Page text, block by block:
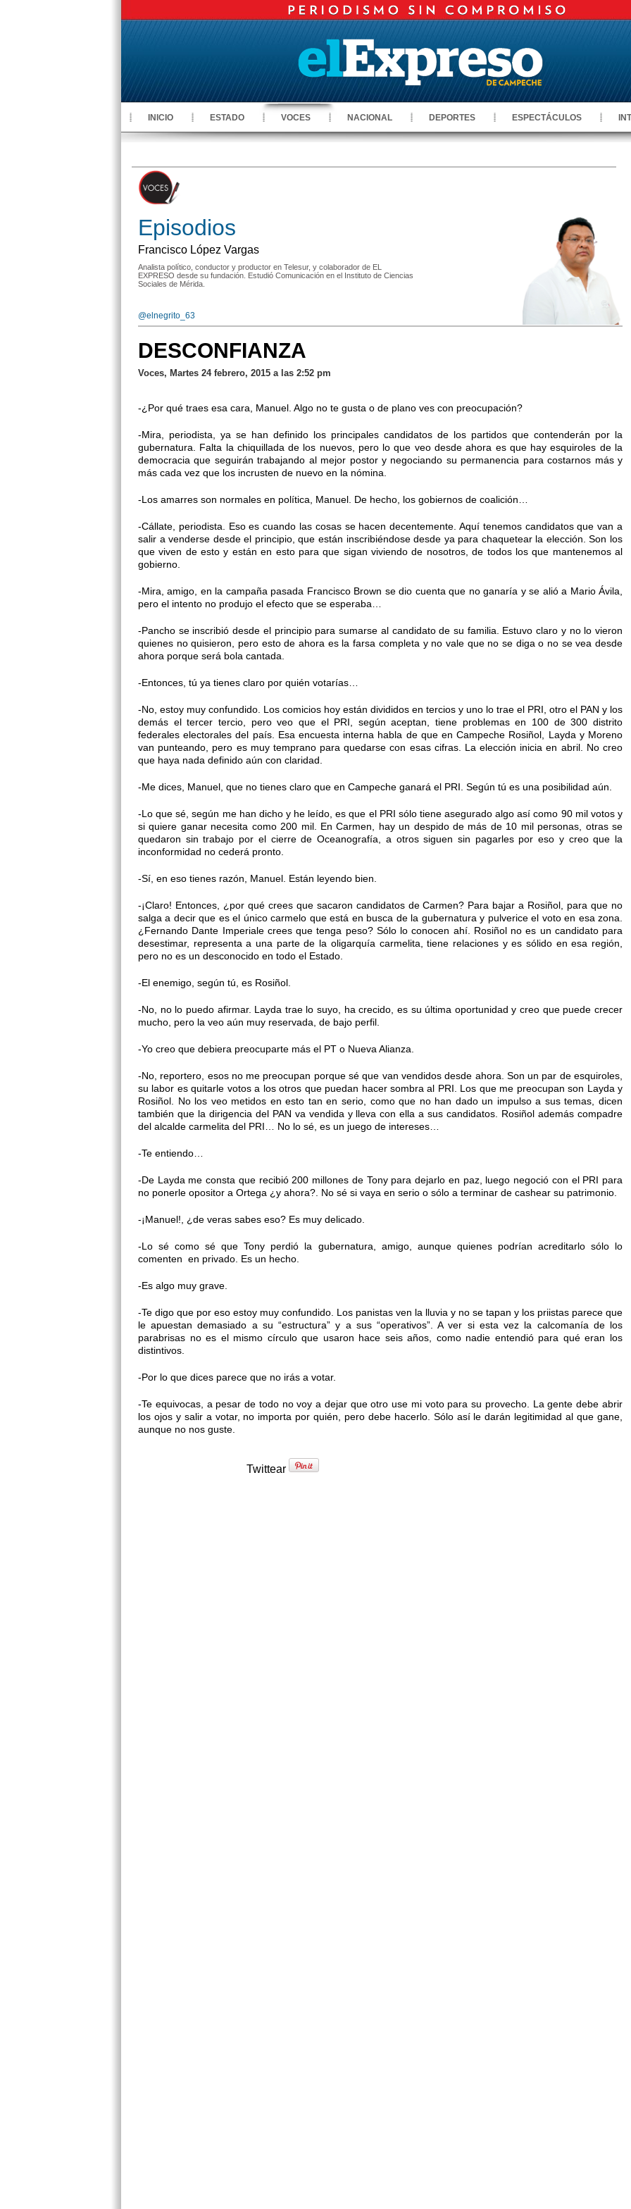
INICIO ESTADO VOCES NACIONAL DEPORTES ESPECTÁCULOS
Episodios
Francisco López Vargas
Analista político, conductor y productor en Telesur, y colaborador de EL
EXPRESO desde su fundación. Estudió Comunicación en el Instituto de Ciencias
Sociales de Mérida.
@elnegrito_63
DESCONFIANZA
Voces, Martes 24 febrero, 2015 a las 2:52 pm
-¿Por qué traes esa cara, Manuel. Algo no te gusta o de plano ves con preocupación?
-Mira, periodista, ya se han definido los principales candidatos de los partidos que contenderán por la
gubernatura. Falta la chiquillada de los nuevos, pero lo que veo desde ahora es que hay esquiroles de la
democracia que seguirán trabajando al mejor postor y negociando su permanencia para costarnos más y
más cada vez que los incrusten de nuevo en la nómina.
-Los amarres son normales en política, Manuel. De hecho, los gobiernos de coalición…
-Cállate, periodista. Eso es cuando las cosas se hacen decentemente. Aquí tenemos candidatos que van a
salir a venderse desde el principio, que están inscribiéndose desde ya para chaquetear la elección. Son los
que viven de esto y están en esto para que sigan viviendo de nosotros, de todos los que mantenemos al
gobierno.
-Mira, amigo, en la campaña pasada Francisco Brown se dio cuenta que no ganaría y se alió a Mario Ávila,
pero el intento no produjo el efecto que se esperaba…
-Pancho se inscribió desde el principio para sumarse al candidato de su familia. Estuvo claro y no lo vieron
quienes no quisieron, pero esto de ahora es la farsa completa y no vale que no se diga o no se vea desde
ahora porque será bola cantada.
-Entonces, tú ya tienes claro por quién votarías…
-No, estoy muy confundido. Los comicios hoy están divididos en tercios y uno lo trae el PRI, otro el PAN y los
demás el tercer tercio, pero veo que el PRI, según aceptan, tiene problemas en 100 de 300 distrito
federales electorales del país. Esa encuesta interna habla de que en Campeche Rosiñol, Layda y Moreno
van punteando, pero es muy temprano para quedarse con esas cifras. La elección inicia en abril. No creo
que haya nada definido aún con claridad.
-Me dices, Manuel, que no tienes claro que en Campeche ganará el PRI. Según tú es una posibilidad aún.
-Lo que sé, según me han dicho y he leído, es que el PRI sólo tiene asegurado algo así como 90 mil votos y
si quiere ganar necesita como 200 mil. En Carmen, hay un despido de más de 10 mil personas, otras se
quedaron sin trabajo por el cierre de Oceanografía, a otros siguen sin pagarles por eso y creo que la
inconformidad no cederá pronto.
-Sí, en eso tienes razón, Manuel. Están leyendo bien.
-¡Claro! Entonces, ¿por qué crees que sacaron candidatos de Carmen? Para bajar a Rosiñol, para que no
salga a decir que es el único carmelo que está en busca de la gubernatura y pulverice el voto en esa zona.
¿Fernando Dante Imperiale crees que tenga peso? Sólo lo conocen ahí. Rosiñol no es un candidato para
desestimar, representa a una parte de la oligarquía carmelita, tiene relaciones y es sólido en esa región,
pero no es un desconocido en todo el Estado.
-El enemigo, según tú, es Rosiñol.
-No, no lo puedo afirmar. Layda trae lo suyo, ha crecido, es su última oportunidad y creo que puede crecer
mucho, pero la veo aún muy reservada, de bajo perfil.
-Yo creo que debiera preocuparte más el PT o Nueva Alianza.
-No, reportero, esos no me preocupan porque sé que van vendidos desde ahora. Son un par de esquiroles,
su labor es quitarle votos a los otros que puedan hacer sombra al PRI. Los que me preocupan son Layda y
Rosiñol. No los veo metidos en esto tan en serio, como que no han dado un impulso a sus temas, dicen
también que la dirigencia del PAN va vendida y lleva con ella a sus candidatos. Rosiñol además compadre
del alcalde carmelita del PRI… No lo sé, es un juego de intereses…
-Te entiendo…
-De Layda me consta que recibió 200 millones de Tony para dejarlo en paz, luego negoció con el PRI para
no ponerle opositor a Ortega ¿y ahora?. No sé si vaya en serio o sólo a terminar de cashear su patrimonio.
-¡Manuel!, ¿de veras sabes eso? Es muy delicado.
-Lo sé como sé que Tony perdió la gubernatura, amigo, aunque quienes podrían acreditarlo sólo lo
comenten en privado. Es un hecho.
-Es algo muy grave.
-Te digo que por eso estoy muy confundido. Los panistas ven la lluvia y no se tapan y los priistas parece que
le apuestan demasiado a su “estructura” y a sus “operativos”. A ver si esta vez la calcomanía de los
parabrisas no es el mismo círculo que usaron hace seis años, como nadie entendió para qué eran los
distintivos.
-Por lo que dices parece que no irás a votar.
-Te equivocas, a pesar de todo no voy a dejar que otro use mi voto para su provecho. La gente debe abrir
los ojos y salir a votar, no importa por quién, pero debe hacerlo. Sólo así le darán legitimidad al que gane,
aunque no nos guste.
Twittear